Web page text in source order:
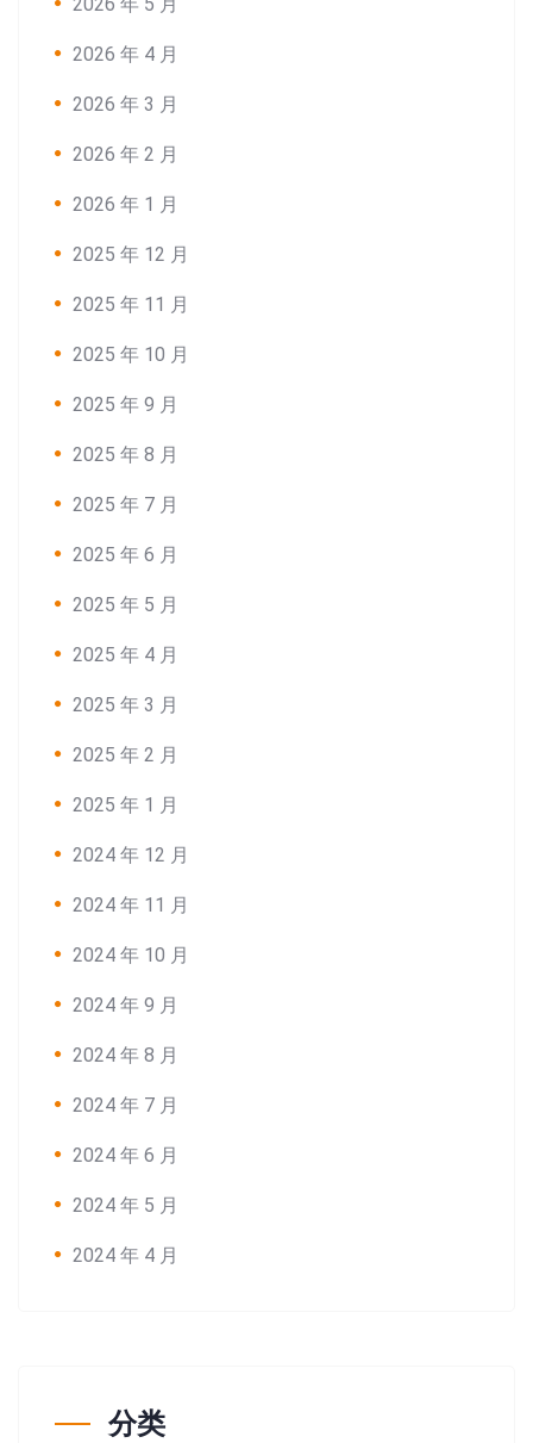
2026 年 4 月
2026 年 3 月
2026 年 2 月
2026 年 1 月
2025 年 12 月
2025 年 11 月
2025 年 10 月
2025 年 9 月
2025 年 8 月
2025 年 7 月
2025 年 6 月
2025 年 5 月
2025 年 4 月
2025 年 3 月
2025 年 2 月
2025 年 1 月
2024 年 12 月
2024 年 11 月
2024 年 10 月
2024 年 9 月
2024 年 8 月
2024 年 7 月
2024 年 6 月
2024 年 5 月
2024 年 4 月
分类